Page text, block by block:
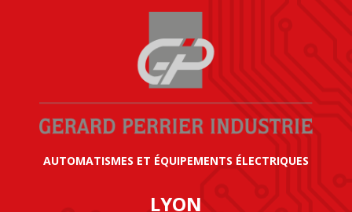
AUTOMATISMES ET ÉQUIPEMENTS ÉLECTRIQUES
LYON